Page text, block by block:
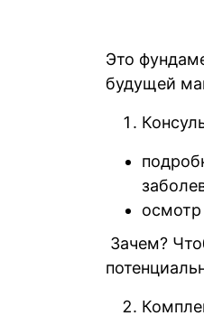
Это
будущей
осмотр
Зачем?